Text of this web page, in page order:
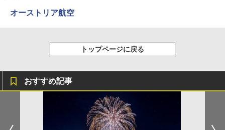
オーストリア航空
トップページに戻る
おすすめ記事